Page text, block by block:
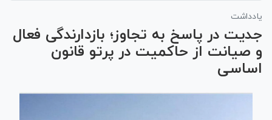
یادداشت
جدیت در پاسخ به تجاوز؛ بازدارندگی فعال
و صیانت از حاکمیت در پرتو قانون
اساسی